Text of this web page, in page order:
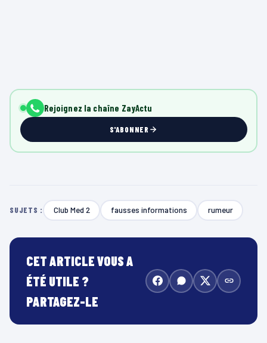
Rejoignez la chaîne ZayActu
S'ABONNER
SUJETS : Club Med 2 fausses informations rumeur
CET ARTICLE VOUS A
ÉTÉ UTILE ?
PARTAGEZ-LE